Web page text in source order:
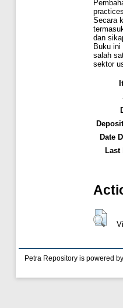
Secara
dan
Buku
salah
sektor
Date
Last
Petra Repository is powered by